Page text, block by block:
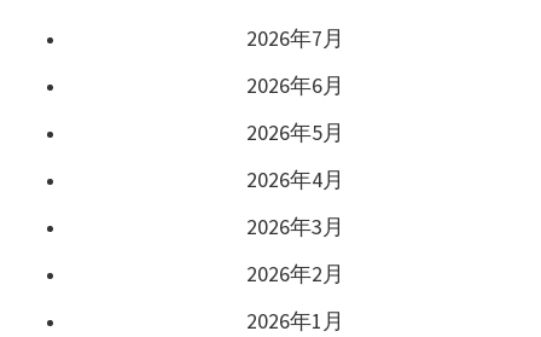
2026年7月
2026年6月
2026年5月
2026年4月
2026年3月
2026年2月
2026年1月